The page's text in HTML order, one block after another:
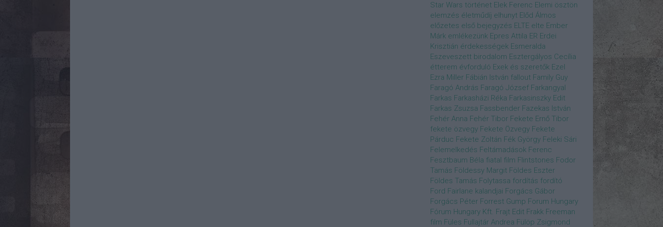
Star Wars történet Elek Ferenc Elemi ösztön
elemzés életműdíj elhunyt Előd Álmos
előzetes első bejegyzés ELTE elte Ember
Márk emlékezünk Epres Attila ER Erdei
Krisztián érdekességek Esmeralda
Eszeveszett birodalom Esztergályos Cecília
étterem évforduló Exek és szeretők Ezel
Ezra Miller Fábián István fallout Family Guy
Faragó András Faragó József Farkangyal
Farkas Farkasházi Réka Farkasinszky Edit
Farkas Zsuzsa Fassbender Fazekas István
Fehér Anna Fehér Tibor Fekete Ernő Tibor
fekete özvegy Fekete Özvegy Fekete
Párduc Fekete Zoltán Fék György Feleki Sári
Felemelkedés Feltámadások Ferenc
Fesztbaum Béla fiatal film Flintstones Fodor
Tamás Földessy Margit Földes Eszter
Földes Tamás Folytassa fordítás fordító
Ford Fairlane kalandjai Forgács Gábor
Forgács Péter Forrest Gump Forum Hungary
Fórum Hungary Kft. Frajt Edit Frakk Freeman
film Füles Fullajtár Andrea Fülöp Zsigmond